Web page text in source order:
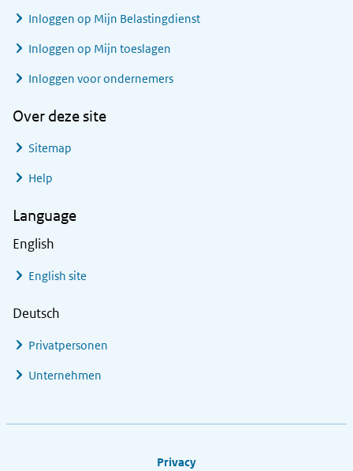
Inloggen op Mijn Belastingdienst
Inloggen op Mijn toeslagen
Inloggen voor ondernemers
Over deze site
Sitemap
Help
Language
English
English site
Deutsch
Privatpersonen
Unternehmen
Privacy